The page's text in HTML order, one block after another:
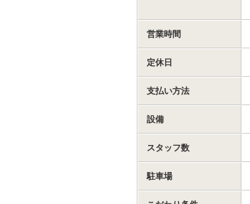
営業時間
定休日
支払い方法
設備
スタッフ数
駐車場